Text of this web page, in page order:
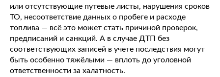
или отсутствующие путевые листы, нарушения сроков
ТО, несоответствие данных о пробеге и расходе
топлива — всё это может стать причиной проверок,
предписаний и санкций. А в случае ДТП без
соответствующих записей в учете последствия могут
быть особенно тяжёлыми — вплоть до уголовной
ответственности за халатность.